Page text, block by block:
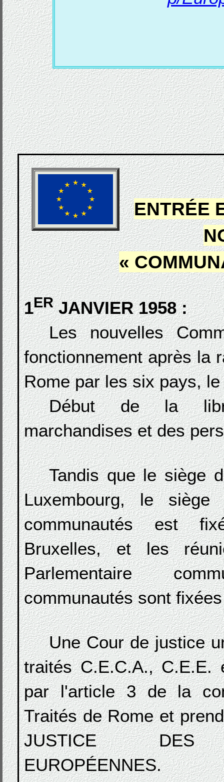
ENTRÉE
«
1ERJANVIER 1958 :
Les nouvelles
fonctionnement après la
Rome par les six pays,
Début de la
marchandises et des
Tandis que le siège
Luxembourg, le
communautés est
Bruxelles, et les
Parlementaire
communautés sont
Une Cour de justice
traités C.E.C.A., C.E.E.
par l'article 3 de la
Traités de Rome et
JUSTICE DES
EUROPÉENNES.